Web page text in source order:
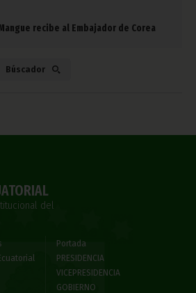
recibe al Embajador de Corea
Búscador
del
Portada
PRESIDENCIA
VICEPRESIDENCIA
GOBIERNO